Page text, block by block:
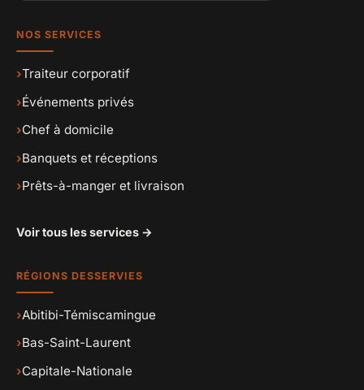
NOS SERVICES
›Traiteur corporatif
›Événements privés
›Chef à domicile
›Banquets et réceptions
›Prêts-à-manger et livraison
Voir tous les services →
RÉGIONS DESSERVIES
›Abitibi-Témiscamingue
›Bas-Saint-Laurent
›Capitale-Nationale